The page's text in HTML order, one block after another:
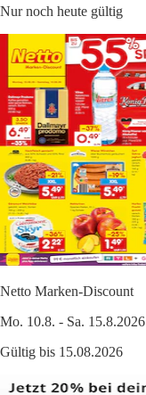
Nur noch heute gültig
Netto Marken-Discount
Mo. 10.8. - Sa. 15.8.2026
Gültig bis 15.08.2026